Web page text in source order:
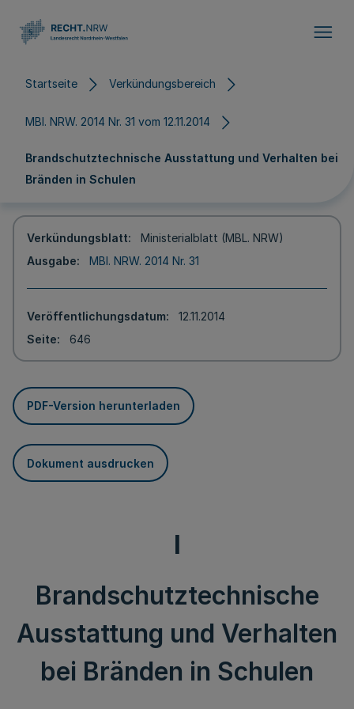
Startseite Verkündungsbereich
MBl. NRW. 2014 Nr. 31 vom 12.11.2014
Brandschutztechnische Ausstattung und Verhalten bei
Bränden in Schulen
Verkündungsblatt
Ministerialblatt (MBL. NRW)
Ausgabe
MBl. NRW. 2014 Nr. 31
Veröffentlichungsdatum
12.11.2014
Seite
646
PDF-Version herunterladen
Dokument ausdrucken
I
Brandschutztechnische
Ausstattung und Verhalten
bei Bränden in Schulen